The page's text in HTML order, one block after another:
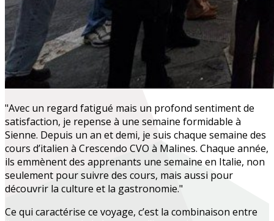
"Avec un regard fatigué mais un profond sentiment de
satisfaction, je repense à une semaine formidable à
Sienne. Depuis un an et demi, je suis chaque semaine des
cours d’italien à Crescendo CVO à Malines. Chaque année,
ils emmènent des apprenants une semaine en Italie, non
seulement pour suivre des cours, mais aussi pour
découvrir la culture et la gastronomie."
Ce qui caractérise ce voyage, c’est la combinaison entre